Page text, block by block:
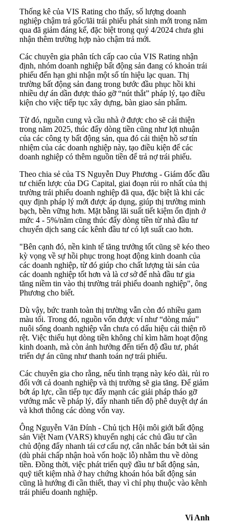
Thống kê của VIS Rating cho thấy, số lượng doanh
nghiệp chậm trả gốc/lãi trái phiếu phát sinh mới trong năm
qua đã giảm đáng kể, đặc biệt trong quý 4/2024 chưa ghi
nhận thêm trường hợp nào chậm trả mới.
Các chuyên gia phân tích cấp cao của VIS Rating nhận
định, nhóm doanh nghiệp bất động sản đang có khoản trái
phiếu đến hạn ghi nhận một số tín hiệu lạc quan. Thị
trường bất động sản đang trong bước đầu phục hồi khi
nhiều dự án dần được tháo gỡ “nút thắt” pháp lý, tạo điều
kiện cho việc tiếp tục xây dựng, bàn giao sản phẩm.
Từ đó, nguồn cung và cầu nhà ở được cho sẽ cải thiện
trong năm 2025, thúc đẩy dòng tiền cũng như lợi nhuận
của các công ty bất động sản, qua đó cải thiện hồ sơ tín
nhiệm của các doanh nghiệp này, tạo điều kiện để các
doanh nghiệp có thêm nguồn tiền để trả nợ trái phiếu.
Theo chia sẻ của TS Nguyễn Duy Phương - Giám đốc đầu
tư chiến lược của DG Capital, giai đoạn rủi ro nhất của thị
trường trái phiếu doanh nghiệp đã qua, đặc biệt là khi các
quy định pháp lý mới được áp dụng, giúp thị trường minh
bạch, bền vững hơn. Mặt bằng lãi suất tiết kiệm ổn định ở
mức 4 - 5%/năm cũng thúc đẩy dòng tiền từ nhà đầu tư
chuyển dịch sang các kênh đầu tư có lợi suất cao hơn.
"Bên cạnh đó, nền kinh tế tăng trưởng tốt cũng sẽ kéo theo
kỳ vọng về sự hồi phục trong hoạt động kinh doanh của
các doanh nghiệp, từ đó giúp cho chất lượng tài sản của
các doanh nghiệp tốt hơn và là cơ sở để nhà đầu tư gia
tăng niềm tin vào thị trường trái phiếu doanh nghiệp", ông
Phương cho biết.
Dù vậy, bức tranh toàn thị trường vẫn còn đó nhiều gam
màu tối. Trong đó, nguồn vốn được ví như “dòng máu”
nuôi sống doanh nghiệp vẫn chưa có dấu hiệu cải thiện rõ
rệt. Việc thiếu hụt dòng tiền không chỉ kìm hãm hoạt động
kinh doanh, mà còn ảnh hưởng đến tiến độ đầu tư, phát
triển dự án cũng như thanh toán nợ trái phiếu.
Các chuyên gia cho rằng, nếu tình trạng này kéo dài, rủi ro
đối với cả doanh nghiệp và thị trường sẽ gia tăng. Để giảm
bớt áp lực, cần tiếp tục đẩy mạnh các giải pháp tháo gỡ
vướng mắc về pháp lý, đẩy nhanh tiến độ phê duyệt dự án
và khơi thông các dòng vốn vay.
Ông Nguyễn Văn Đính - Chủ tịch Hội môi giới bất động
sản Việt Nam (VARS) khuyến nghị các chủ đầu tư cần
chủ động đẩy nhanh tái cơ cấu nợ, cân nhắc bán bớt tài sản
(dù phải chấp nhận hoà vốn hoặc lỗ) nhằm thu về dòng
tiền. Đồng thời, việc phát triển quỹ đầu tư bất động sản,
quỹ tiết kiệm nhà ở hay chứng khoán hóa bất động sản
cũng là hướng đi cần thiết, thay vì chỉ phụ thuộc vào kênh
trái phiếu doanh nghiệp.
Vi Anh